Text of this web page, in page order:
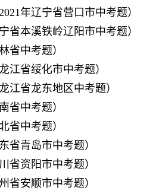
年辽宁省营口市中考题）
省本溪铁岭辽阳市中考题）
省中考题）
江省绥化市中考题）
江省龙东地区中考题）
省中考题）
省中考题）
省青岛市中考题）
省资阳市中考题）
省安顺市中考题）